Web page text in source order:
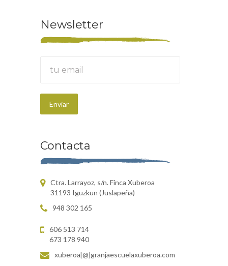
Newsletter
Contacta
Ctra. Larrayoz, s/n. Finca Xuberoa
31193 Iguzkun (Juslapeña)
948 302 165
606 513 714
673 178 940
xuberoa[@]granjaescuelaxuberoa.com